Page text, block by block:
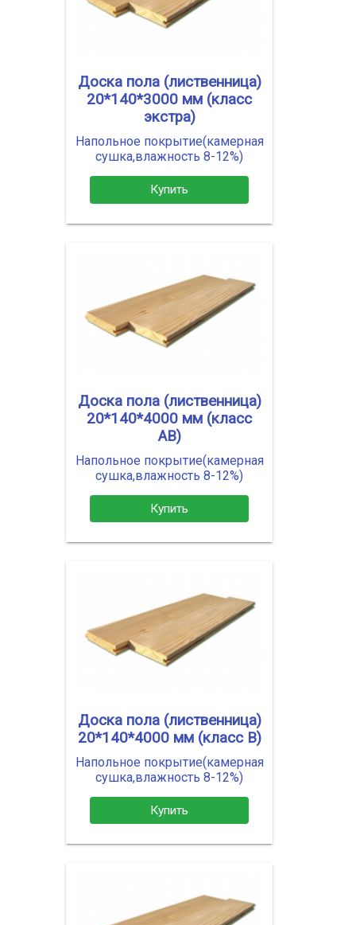
Доска пола (лиственница)
20*140*3000 мм (класс
экстра)
Напольное покрытие(камерная
сушка,влажность 8-12%)
Купить
Доска пола (лиственница)
20*140*4000 мм (класс
АВ)
Напольное покрытие(камерная
сушка,влажность 8-12%)
Купить
Доска пола (лиственница)
20*140*4000 мм (класс В)
Напольное покрытие(камерная
сушка,влажность 8-12%)
Купить